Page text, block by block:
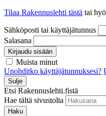
Tilaa Rakennuslehti tästä tai
Sähköposti tai käyttäjätunnus
Salasana
Kirjaudu sisään
Muista minut
Unohditko käyttäjätunnuksesi?
Sulje
Etsi Rakennuslehti.fistä
Hae tältä sivustolta
Haku